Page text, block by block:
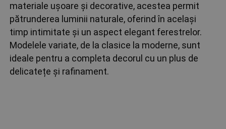
materiale ușoare și decorative, acestea permit
pătrunderea luminii naturale, oferind în același
timp intimitate și un aspect elegant ferestrelor.
Modelele variate, de la clasice la moderne, sunt
ideale pentru a completa decorul cu un plus de
delicatețe și rafinament.